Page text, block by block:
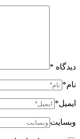
دیدگاه *
نام*
ایمیل*
وبسایت